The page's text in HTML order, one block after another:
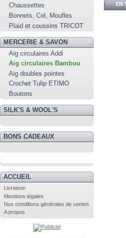
Chaussettes
Bonnets, Col, Moufles
Plaid et coussins TRICOT
MERCERIE & SAVON
Aig circulaires Addi
Aig circulaires Bambou
Aig doubles pointes
Crochet Tulip ETIMO
Boutons
SILK'S & WOOL'S
BONS CADEAUX
ACCUEIL
Livraison
Mentions légales
Nos conditions générales de ventes
A propos
EN